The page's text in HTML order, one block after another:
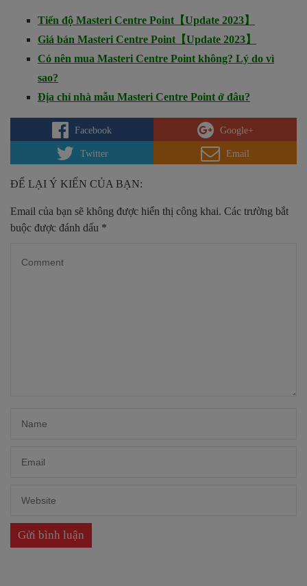
Tiến độ Masteri Centre Point【Update 2023】
Giá bán Masteri Centre Point【Update 2023】
Có nên mua Masteri Centre Point không? Lý do vì
sao?
Địa chỉ nhà mẫu Masteri Centre Point ở đâu?
Facebook Google+
Twitter Email
ĐỂ LẠI Ý KIẾN CỦA BẠN:
Email của bạn sẽ không được hiển thị công khai. Các trường bắt
buộc được đánh dấu *